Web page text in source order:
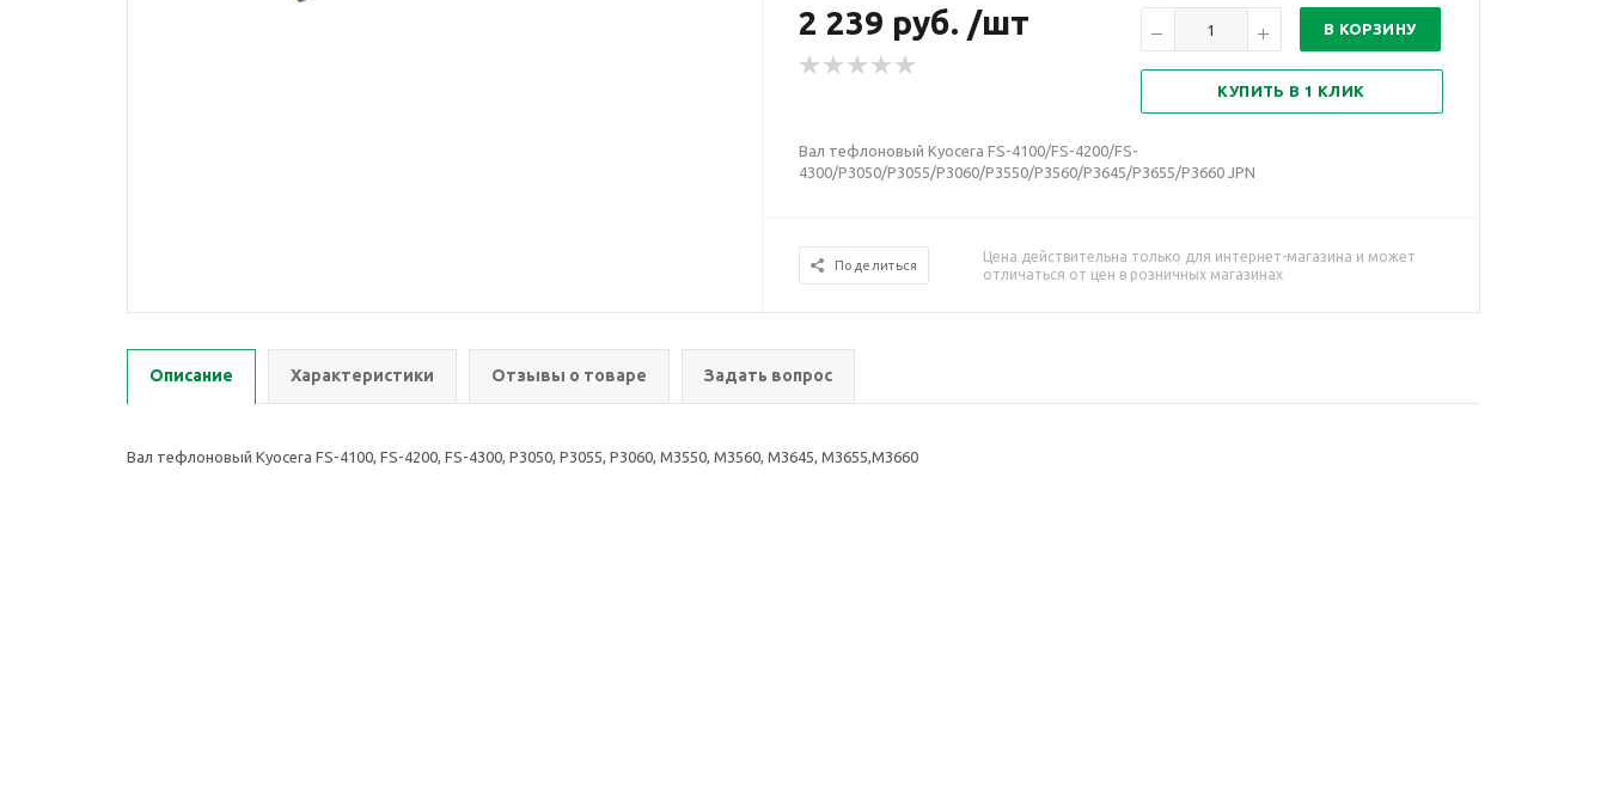
2 239 руб. /шт В КОРЗИНУ
КУПИТЬ В 1 КЛИК
Вал тефлоновый Kyocera FS-4100/FS-4200/FS-
4300/P3050/P3055/P3060/P3550/P3560/P3645/P3655/P3660 JPN
Поделиться
Цена действительна только для интернет-магазина и может
отличаться от цен в розничных магазинах
Описание Характеристики Отзывы о товаре Задать вопрос
Вал тефлоновый Kyocera FS-4100, FS-4200, FS-4300, P3050, P3055, P3060, M3550, M3560, M3645, M3655,M3660